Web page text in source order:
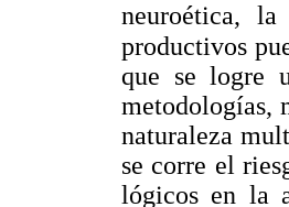
neuroética,
productivos
que se logre
metodologías,
naturaleza
se corre el
lógicos en la